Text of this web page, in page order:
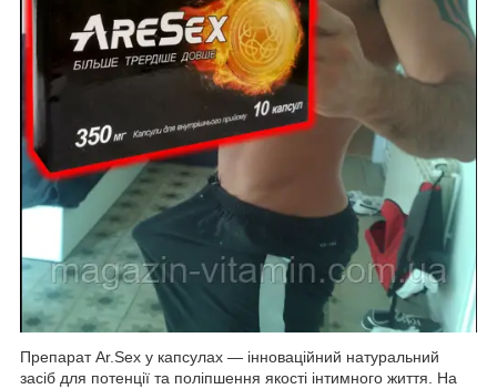
Препарат Ar.Sex у капсулах — інноваційний натуральний
засіб для потенції та поліпшення якості інтимного життя. На